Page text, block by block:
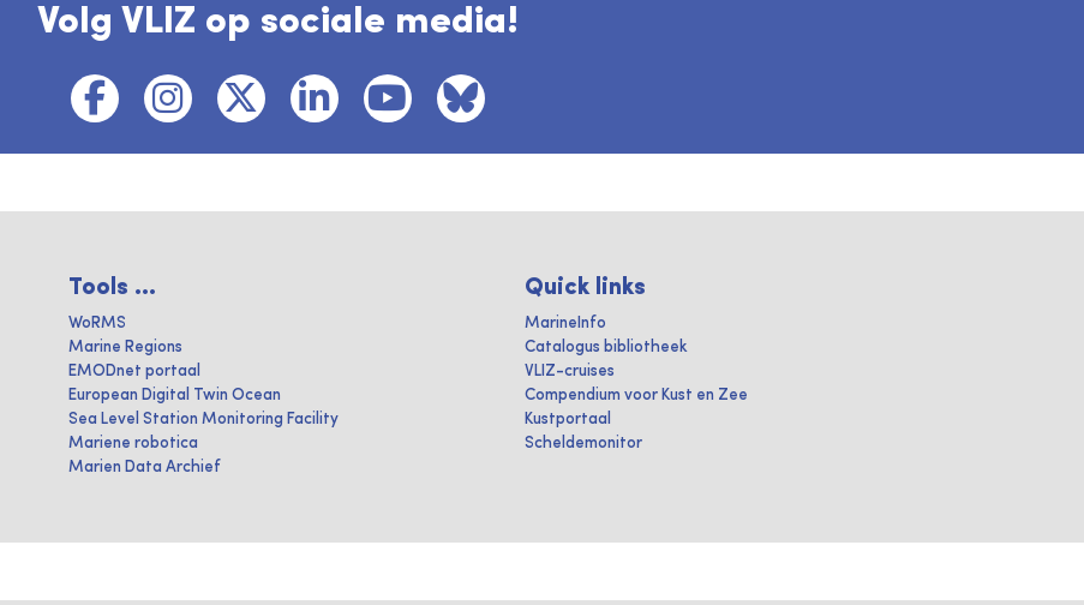
Volg VLIZ op sociale media!
Tools ...
WoRMS
Marine Regions
EMODnet portaal
European Digital Twin Ocean
Sea Level Station Monitoring Facility
Mariene robotica
Marien Data Archief
Quick links
MarineInfo
Catalogus bibliotheek
VLIZ-cruises
Compendium voor Kust en Zee
Kustportaal
Scheldemonitor